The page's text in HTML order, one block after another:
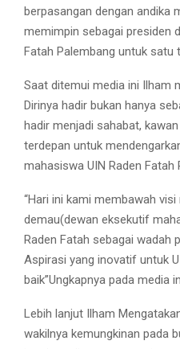
berpasangan dengan andika
memimpin sebagai presiden
Fatah Palembang untuk satu
Saat ditemui media ini Ilham
Dirinya hadir bukan hanya
hadir menjadi sahabat,
terdepan untuk
mahasiswa UIN Raden Fatah
“Hari ini kami membawah
demau(dewan eksekutif
Raden Fatah sebagai wadah
Aspirasi yang inovatif untuk
baik”Ungkapnya pada media
Lebih lanjut Ilham
wakilnya kemungkinan pada